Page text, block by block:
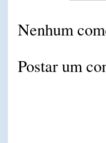
Nenhum
Postar um